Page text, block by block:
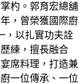
杓。郭育宏總舖
，曾榮獲國際廚
，以扎實功夫詮
練，擅長融合
席料理，打造兼
一位傳承、一位